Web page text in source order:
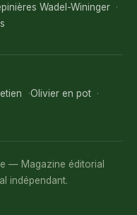
Wadel-Wininger
Olivier en pot
— Magazine éditorial
indépendant.